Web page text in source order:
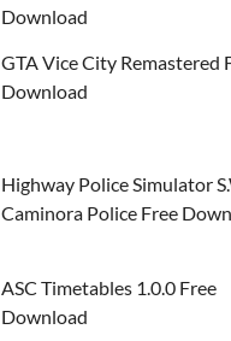
Download
GTA Vice City Remastered
Download
Highway Police Simulator
Caminora Police Free
ASC Timetables 1.0.0 Free
Download